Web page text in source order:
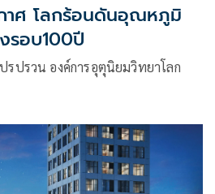
าศ โลกร้อนดันอุณหภูมิ
รอบ100ปี
ปรวน องค์การอุตุนิยมวิทยาโลก